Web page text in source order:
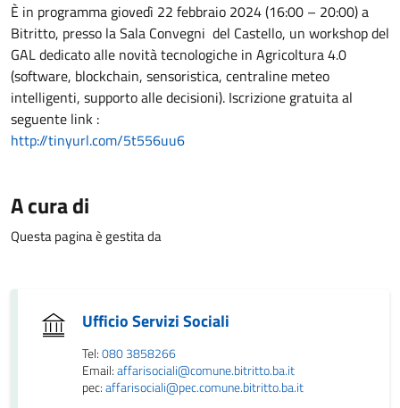
È in programma giovedì 22 febbraio 2024 (16:00 – 20:00) a
Bitritto, presso la Sala Convegni del Castello, un workshop del
GAL dedicato alle novità tecnologiche in Agricoltura 4.0
(software, blockchain, sensoristica, centraline meteo
intelligenti, supporto alle decisioni). Iscrizione gratuita al
seguente link :
http://tinyurl.com/5t556uu6
A cura di
Questa pagina è gestita da
Ufficio Servizi Sociali
Tel:080 3858266
Email:affarisociali@comune.bitritto.ba.it
pec:affarisociali@pec.comune.bitritto.ba.it